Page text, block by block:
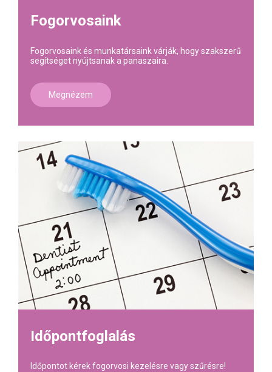
Fogorvosaink
Fogorvosaink és munkatársaink várják, hogy szakszerű
segítséget nyújtsanak a panaszaira.
Megnézem
Időpontfoglalás
Időpontot kérek fogorvosi kezelésre vagy szűrésre!